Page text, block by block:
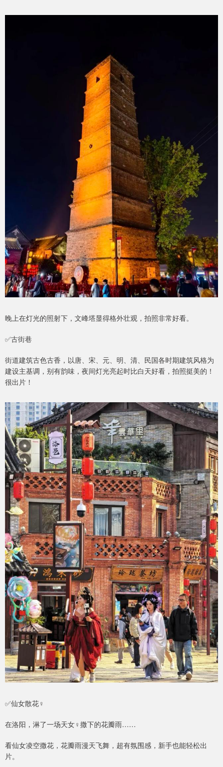
晚上在灯光的照射下，文峰塔显得格外壮观，拍照非常好看。
✅古街巷
街道建筑古色古香，以唐、宋、元、明、清、民国各时期建筑风格为
建设主基调，别有韵味，夜间灯光亮起时比白天好看，拍照挺美的！
很出片！
✅仙女散花♀️
在洛阳，淋了一场天女♀️撒下的花瓣雨……
看仙女凌空撒花，花瓣雨漫天飞舞，超有氛围感，新手也能轻松出
片。